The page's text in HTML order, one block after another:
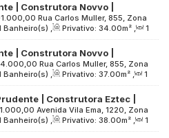
| Construtora Novvo |
| 02 dormitórios | com
Rua Carlos Muller, 855, Zona
Prudente, São Paulo, São Paulo, Brasil
Banheiro(s) , Privativo: 34.00m² ,
1
m² , Terreno: 4529.00m²
| Construtora Novvo |
| 02 dormitórios | com
Rua Carlos Muller, 855, Zona
Prudente, São Paulo, São Paulo, Brasil
Banheiro(s) , Privativo: 37.00m² ,
1
m² , Terreno: 4529.00m²
| Construtora Eztec |
| 02 dormitórios | varanda
Avenida Vila Ema, 1220, Zona
Prudente, São Paulo, São Paulo, Brasil
Banheiro(s) , Privativo: 38.00m² ,
1
Útil: 38.00m² , Terreno: 2922.00m²